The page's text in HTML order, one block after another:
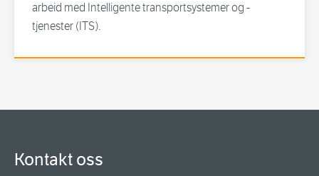
arbeid med Intelligente transportsystemer og -
tjenester (ITS).
Kontakt oss